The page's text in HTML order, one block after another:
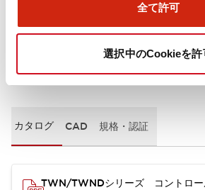
全て許可
選択中のCookieを許
ドキュメントとファイル
カタログ CAD 規格・認証
TWN/TWNDシリーズ コントロー